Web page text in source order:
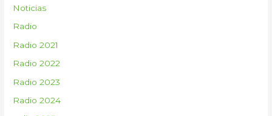
Noticias
Radio
Radio 2021
Radio 2022
Radio 2023
Radio 2024